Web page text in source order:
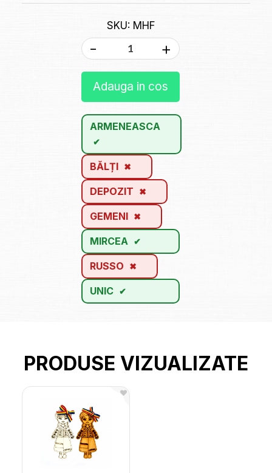
SKU: MHF
- +
Adauga in cos
ARMENEASCA
BĂLȚI
DEPOZIT
GEMENI
MIRCEA
RUSSO
UNIC
PRODUSE VIZUALIZATE